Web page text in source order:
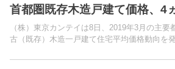
首都圏既存木造戸建て価格、4
（株）東京カンテイは8日、2019年3月の主要
古（既存）木造一戸建て住宅平均価格動向を
内もしくはバス20分以内、木造で土地・建物